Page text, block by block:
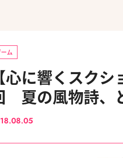
ム
【心に響くスク
夏の風物詩、